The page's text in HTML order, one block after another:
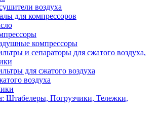
воздуха
для компрессоров
компрессоры
и сепараторы для сжатого воздуха,
для сжатого воздуха
воздуха
Штабелеры, Погрузчики, Тележки,